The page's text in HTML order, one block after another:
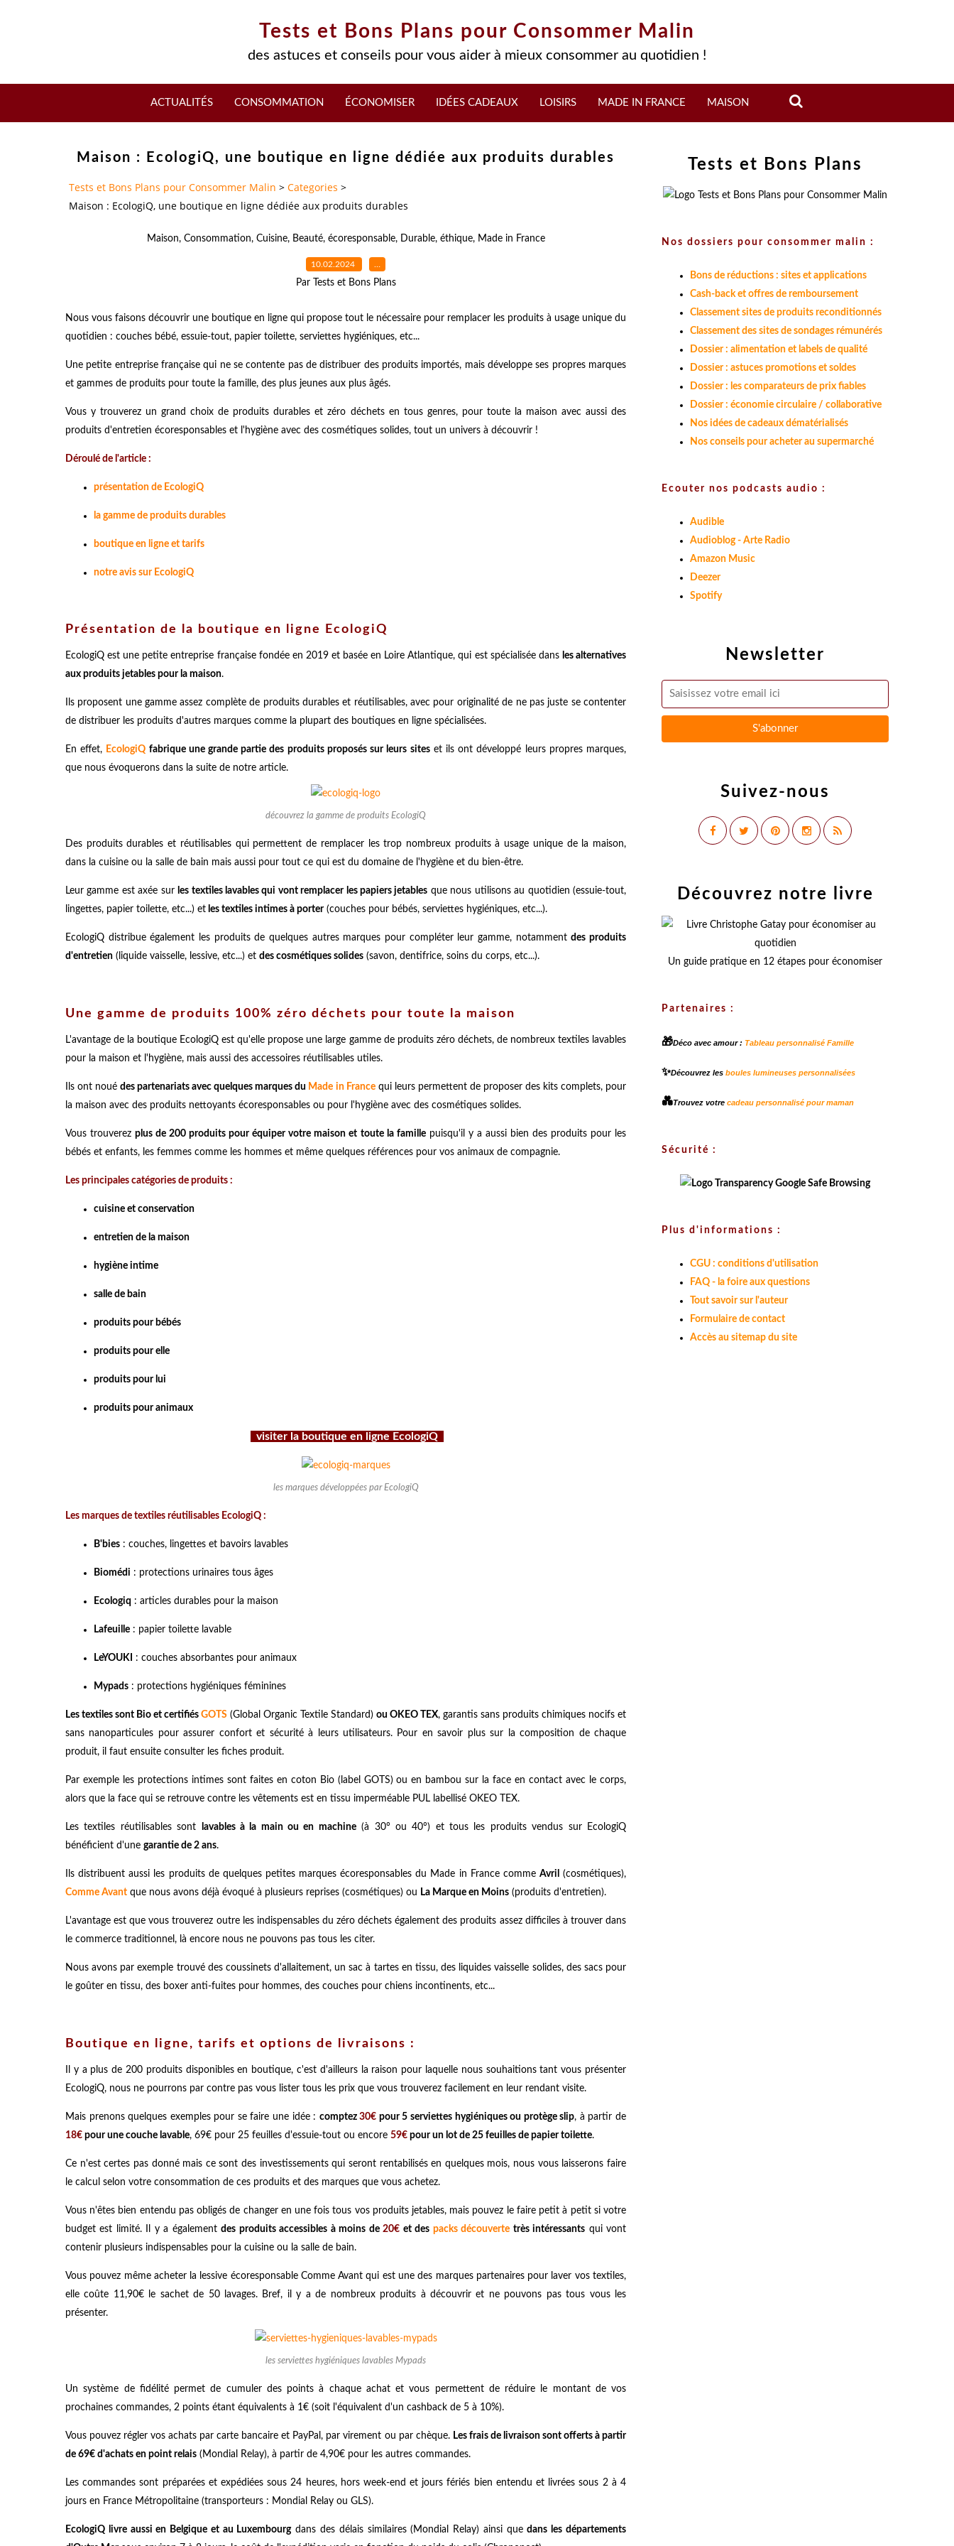
Tests et Bons Plans pour Consommer Malin
des astuces et conseils pour vous aider à mieux consommer au quotidien !
ACTUALITÉS CONSOMMATION ÉCONOMISER IDÉES CADEAUX LOISIRS MADE IN FRANCE MAISON
Maison : EcologiQ, une boutique en ligne dédiée aux produits durables
Tests et Bons Plans pour Consommer Malin > Categories >
Maison : EcologiQ, une boutique en ligne dédiée aux produits durables
Maison, Consommation, Cuisine, Beauté, écoresponsable, Durable, éthique, Made in France
10.02.2024 …
Par Tests et Bons Plans
Nous vous faisons découvrir une boutique en ligne qui propose tout le nécessaire pour remplacer les produits à usage unique du
quotidien : couches bébé, essuie-tout, papier toilette, serviettes hygiéniques, etc...
Une petite entreprise française qui ne se contente pas de distribuer des produits importés, mais développe ses propres marques
et gammes de produits pour toute la famille, des plus jeunes aux plus âgés.
Vous y trouverez un grand choix de produits durables et zéro déchets en tous genres, pour toute la maison avec aussi des
produits d'entretien écoresponsables et l'hygiène avec des cosmétiques solides, tout un univers à découvrir !
Déroulé de l'article :
présentation de EcologiQ
la gamme de produits durables
boutique en ligne et tarifs
notre avis sur EcologiQ
Présentation de la boutique en ligne EcologiQ
EcologiQ est une petite entreprise française fondée en 2019 et basée en Loire Atlantique, qui est spécialisée dans les alternatives
aux produits jetables pour la maison.
Ils proposent une gamme assez complète de produits durables et réutilisables, avec pour originalité de ne pas juste se contenter
de distribuer les produits d'autres marques comme la plupart des boutiques en ligne spécialisées.
En effet, EcologiQ fabrique une grande partie des produits proposés sur leurs siteset ils ont développé leurs propres marques,
que nous évoquerons dans la suite de notre article.
découvrez la gamme de produits EcologiQ
Des produits durables et réutilisables qui permettent de remplacer les trop nombreux produits à usage unique de la maison,
dans la cuisine ou la salle de bain mais aussi pour tout ce qui est du domaine de l'hygiène et du bien-être.
Leur gamme est axée sur les textiles lavables qui vont remplacer les papiers jetables que nous utilisons au quotidien (essuie-tout,
lingettes, papier toilette, etc...) et les textiles intimes à porter(couches pour bébés, serviettes hygiéniques, etc...).
EcologiQ distribue également les produits de quelques autres marques pour compléter leur gamme, notammentdes produits
d'entretien (liquide vaisselle, lessive, etc...) et des cosmétiques solides (savon, dentifrice, soins du corps, etc...).
Une gamme de produits 100% zéro déchets pour toute la maison
L'avantage de la boutique EcologiQ est qu'elle propose une large gamme de produits zéro déchets, de nombreux textiles lavables
pour la maison et l'hygiène, mais aussi des accessoires réutilisables utiles.
Ils ont nouédes partenariats avec quelques marques du Made in Francequi leurs permettent de proposer des kits complets, pour
la maison avec des produits nettoyants écoresponsables ou pour l'hygiène avec des cosmétiques solides.
Vous trouverezplus de 200 produits pour équiper votre maison et toute la famillepuisqu'il y a aussi bien des produits pour les
bébés et enfants, les femmes comme les hommes et même quelques références pour vos animaux de compagnie.
Les principales catégories de produits :
cuisine et conservation
entretien de la maison
hygiène intime
salle de bain
produits pour bébés
produits pour elle
produits pour lui
produits pour animaux
visiter la boutique en ligne EcologiQ
les marques développées par EcologiQ
Les marques de textiles réutilisables EcologiQ :
B'bies : couches, lingettes et bavoirs lavables
Biomédi : protections urinaires tous âges
Ecologiq : articles durables pour la maison
Lafeuille : papier toilette lavable
LeYOUKI : couches absorbantes pour animaux
Mypads : protections hygiéniques féminines
Les textiles sont Bio et certifiés GOTS (Global Organic Textile Standard) ou OKEO TEX, garantis sans produits chimiques nocifs et
sans nanoparticules pour assurer confort et sécurité à leurs utilisateurs. Pour en savoir plus sur la composition de chaque
produit, il faut ensuite consulter les fiches produit.
Par exemple les protections intimes sont faites en coton Bio (label GOTS) ou en bambou sur la face en contact avec le corps,
alors que la face qui se retrouve contre les vêtements est en tissu imperméable PUL labellisé OKEO TEX.
Les textiles réutilisables sont lavables à la main ou en machine(à 30° ou 40°) et tous les produits vendus sur EcologiQ
bénéficient d'une garantie de 2 ans.
Ils distribuent aussi les produits de quelques petites marques écoresponsables du Made in France comme Avril
(cosmétiques),
Comme Avant que nous avons déjà évoqué à plusieurs reprises (cosmétiques) ou La Marque en Moins (produits d'entretien).
L'avantage est que vous trouverez outre les indispensables du zéro déchets également des produits assez difficiles à trouver dans
le commerce traditionnel, là encore nous ne pouvons pas tous les citer.
Nous avons par exemple trouvé des coussinets d'allaitement, un sac à tartes en tissu, des liquides vaisselle solides, des sacs pour
le goûter en tissu, des boxer anti-fuites pour hommes, des couches pour chiens incontinents, etc...
Boutique en ligne, tarifs et options de livraisons :
Il y a plus de 200 produits disponibles en boutique, c'est d'ailleurs la raison pour laquelle nous souhaitions tant vous présenter
EcologiQ, nous ne pourrons par contre pas vous lister tous les prix que vous trouverez facilement en leur rendant visite.
Mais prenons quelques exemples pour se faire une idée : comptez30€ pour 5 serviettes hygiéniques ou protège slip, à partir de
18€ pour une couche lavable, 69€ pour 25 feuilles d'essuie-tout ou encore 59€ pour un lot de 25 feuilles de papier toilette.
Ce n'est certes pas donné mais ce sont des investissements qui seront rentabilisés en quelques mois, nous vous laisserons faire
le calcul selon votre consommation de ces produits et des marques que vous achetez.
Vous n'êtes bien entendu pas obligés de changer en une fois tous vos produits jetables, mais pouvez le faire petit à petit si votre
budget est limité. Il y a égalementdes produits accessibles à moins de20€ et des packs découverte très intéressants qui vont
contenir plusieurs indispensables pour la cuisine ou la salle de bain.
Vous pouvez même acheter la lessive écoresponsable Comme Avant qui est une des marques partenaires pour laver vos textiles,
elle coûte 11,90€ le sachet de 50 lavages. Bref, il y a de nombreux produits à découvrir et ne pouvons pas tous vous les
présenter.
les serviettes hygiéniques lavables Mypads
Un système de fidélité permet de cumuler des points à chaque achat et vous permettent de réduire le montant de vos
prochaines commandes, 2 points étant équivalents à 1€ (soit l'équivalent d'un cashback de 5 à 10%).
Vous pouvez régler vos achats par carte bancaire et PayPal, par virement ou par chèque. Les frais de livraison sont offerts à partir
de 69€ d'achats en point relais (Mondial Relay), à partir de 4,90€ pour les autres commandes.
Les commandes sont préparées et expédiées sous 24 heures, hors week-end et jours fériés bien entendu et livrées sous 2 à 4
jours en France Métropolitaine (transporteurs : Mondial Relay ou GLS).
EcologiQ livre aussi en Belgique et au Luxembourgdans des délais similaires (Mondial Relay) ainsi quedans les départements
Newsletter
Suivez-nous
Tests et Bons Plans
Nos dossiers pour consommer malin :
Bons de réductions : sites et applications
Cash-back et offres de remboursement
Classement sites de produits reconditionnés
Classement des sites de sondages rémunérés
Dossier : alimentation et labels de qualité
Dossier : astuces promotions et soldes
Dossier : les comparateurs de prix fiables
Dossier : économie circulaire / collaborative
Nos idées de cadeaux dématérialisés
Nos conseils pour acheter au supermarché
Ecouter nos podcasts audio :
Audible
Audioblog - Arte Radio
Amazon Music
Deezer
Spotify
Découvrez notre livre
Un guide pratique en 12 étapes pour économiser
Partenaires :
🎁Déco avec amour : Tableau personnalisé Famille
✨Découvrez les boules lumineuses personnalisées
💑Trouvez votre cadeau personnalisé pour maman
Sécurité :
Plus d'informations :
CGU : conditions d'utilisation
FAQ - la foire aux questions
Tout savoir sur l'auteur
Formulaire de contact
Accès au sitemap du site